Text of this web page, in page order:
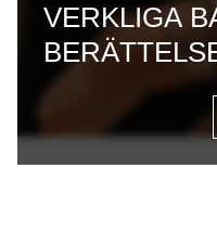
VERKLIGA